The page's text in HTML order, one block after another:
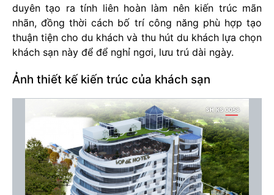
duyên tạo ra tính liên hoàn làm nên kiến trúc mãn
nhãn, đồng thời cách bố trí công năng phù hợp tạo
thuận tiện cho du khách và thu hút du khách lựa chọn
khách sạn này để để nghỉ ngơi, lưu trú dài ngày.
Ảnh thiết kế kiến trúc của khách sạn